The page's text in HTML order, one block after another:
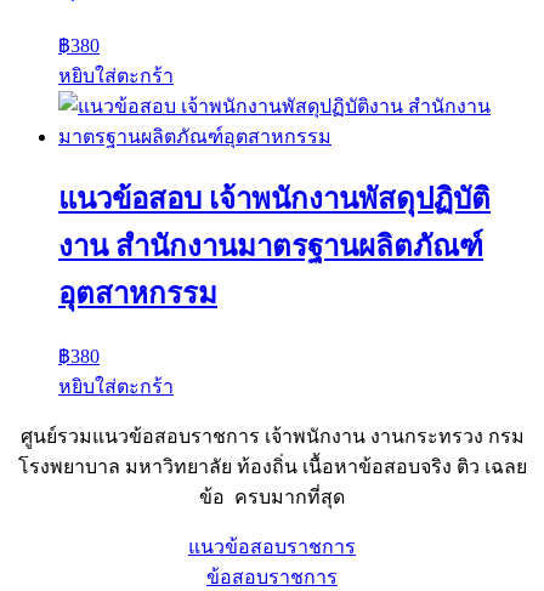
฿380
หยิบใส่ตะกร้า
แนวข้อสอบ เจ้าพนักงานพัสดุปฏิบัติ
งาน สํานักงานมาตรฐานผลิตภัณฑ์
อุตสาหกรรม
฿380
หยิบใส่ตะกร้า
ศูนย์รวมแนวข้อสอบราชการ เจ้าพนักงาน งานกระทรวง กรม
โรงพยาบาล มหาวิทยาลัย ท้องถิ่น เนื้อหาข้อสอบจริง ติว เฉลย
ข้อ ครบมากที่สุด
แนวข้อสอบราชการ
ข้อสอบราชการ